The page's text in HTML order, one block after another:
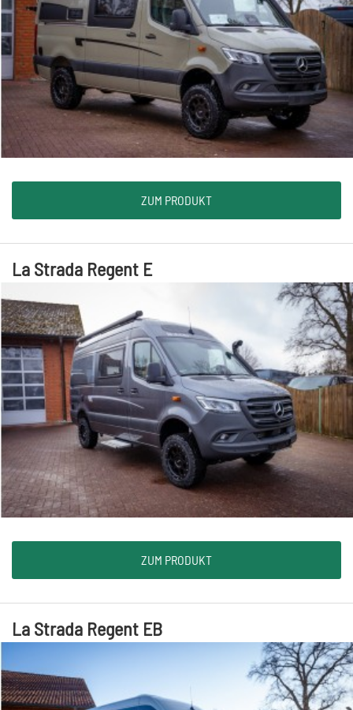
ZUM PRODUKT
La Strada Regent E
ZUM PRODUKT
La Strada Regent EB